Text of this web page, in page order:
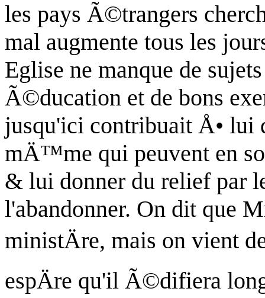
les pays Ã©trangers
mal augmente tous les
Eglise ne manque de
Ã©ducation et de bons
jusqu'ici contribuait Å• lui
mÄ™me qui peuvent en
& lui donner du relief par
l'abandonner. On dit que
ministÄre, mais on vient
espÄre qu'il Ã©difiera